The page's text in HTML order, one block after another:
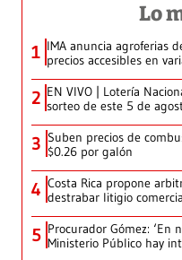
Lo
1 IMA anuncia agroferias
precios accesibles en
2 EN VIVO | Lotería
sorteo de este 5 de
3 Suben precios de
$0.26 por galón
4 Costa Rica propone
destrabar litigio
5 Procurador Gómez:
Ministerio Público hay